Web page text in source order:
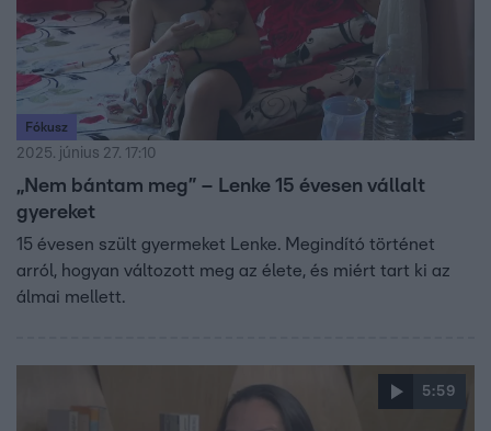
Fókusz
2025. június 27. 17:10
„Nem bántam meg” – Lenke 15 évesen vállalt
gyereket
15 évesen szült gyermeket Lenke. Megindító történet
arról, hogyan változott meg az élete, és miért tart ki az
álmai mellett.
5:59